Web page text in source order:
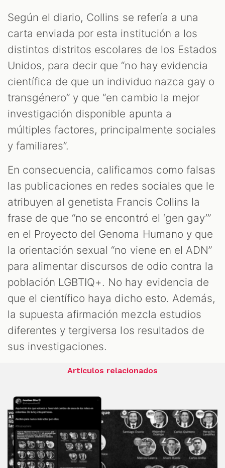
Según el diario, Collins se refería a una
carta enviada por esta institución a los
distintos distritos escolares de los Estados
Unidos, para decir que “no hay evidencia
científica de que un individuo nazca gay o
transgénero” y que “en cambio la mejor
investigación disponible apunta a
múltiples factores, principalmente sociales
y familiares”.
En consecuencia, calificamos como falsas
las publicaciones en redes sociales que le
atribuyen al genetista Francis Collins la
frase de que “no se encontró el ‘gen gay’”
en el Proyecto del Genoma Humano y que
la orientación sexual “no viene en el ADN”
para alimentar discursos de odio contra la
población LGBTIQ+. No hay evidencia de
que el científico haya dicho esto. Además,
la supuesta afirmación mezcla estudios
diferentes y tergiversa los resultados de
sus investigaciones.
Artículos relacionados